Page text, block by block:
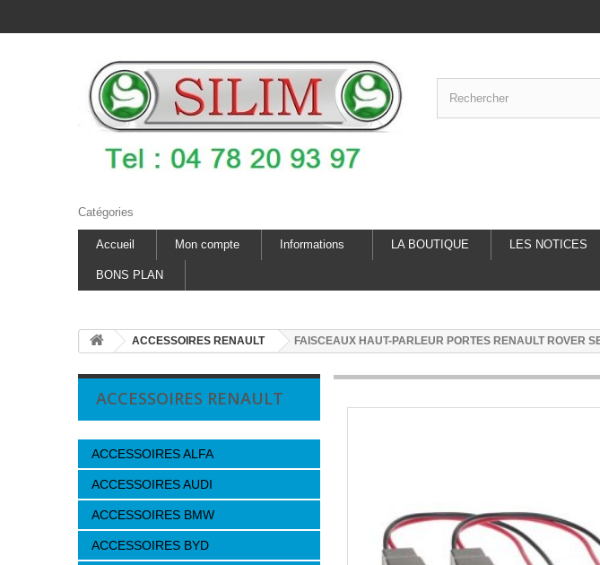
Catégories
Accueil Mon compte Informations LA BOUTIQUE LES NOTICES
BONS PLAN
ACCESSOIRES RENAULT FAISCEAUX HAUT-PARLEUR PORTES RENAULT ROVER
ACCESSOIRES RENAULT
ACCESSOIRES ALFA
ACCESSOIRES AUDI
ACCESSOIRES BMW
ACCESSOIRES BYD